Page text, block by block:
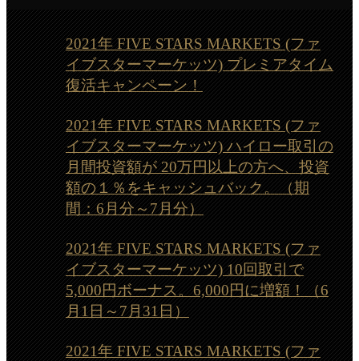
2021年 FIVE STARS MARKETS (ファ
イブスターマーケッツ) プレミアタイム
復活キャンペーン！
2021年 FIVE STARS MARKETS (ファ
イブスターマーケッツ) ハイロー取引の
月間投資額が 20万円以上の方へ、投資
額の１％をキャッシュバック。（期
間：6月分～7月分）
2021年 FIVE STARS MARKETS (ファ
イブスターマーケッツ) 10回取引で
5,000円ボーナス。6,000円に増額！（6
月1日～7月31日）
2021年 FIVE STARS MARKETS (ファ